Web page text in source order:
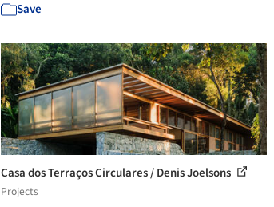
Save
Casa dos Terraços Circulares / Denis Joelsons
Projects